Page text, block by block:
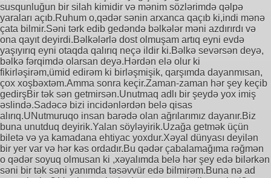
susqunluğun bir silah kimidir və mənim sözlərimdə qəlpə
yaraları açıb.Ruhum o,qədər sənin arxanca qaçıb ki,indi mənə
çata bilmir.Səni tərk edib gedəndə bəlkələr məni azdırırdı və
ona qayıt deyirdi.Bəlkələrlə dost olmuşam artıq eyni evdə
yaşıyırıq eyni otaqda qalırıq neçə ildir ki.Bəlkə sevərsən deyə,
bəlkə fərqimdə olarsan deyə.Hərdən elə olur ki
fikirləşirəm,ümid edirəm ki birləşmişik, qarşımda dayanmısan,
çox xoşbəxtəm.Amma sonra keçir.Zaman-zaman hər şey keçib
gedirşBir tək sən getmirsən.Unutmaq adlı bir şeydə yox imiş
əslində.Sadəcə bizi incidənlərdən belə qisas
alırıq.UNutmuruqo insan barədə olan ağrılarımız dayanır.Biz
buna unutduq deyirik.Yalan söyləyirik.Uzağa getmək üçün
biletə və ya kamadana ehtiyac yoxdur.Xəyal dünyası deyilən
bir yer var və hər kəs ordadır.Bu qədər çabalamağıma rəğmən
o qədər soyuq olmusan ki ,xəyalımda belə hər şey edə bilərkən
səni bir tək səni yanımda təsəvvür edə bilmirəm.Buna nə ad